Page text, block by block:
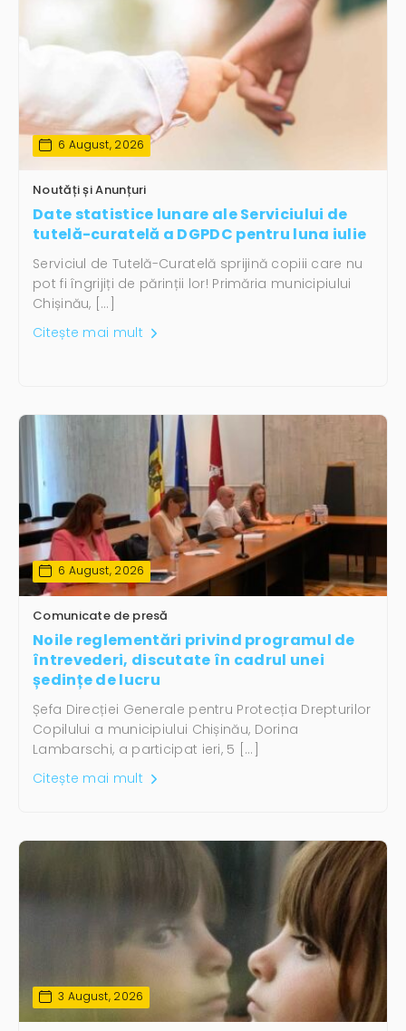
6 August, 2026
Noutăți și Anunțuri
Date statistice lunare ale Serviciului de
tutelă-curatelă a DGPDC pentru luna iulie
Serviciul de Tutelă-Curatelă sprijină copiii care nu
pot fi îngrijiți de părinții lor! Primăria municipiului
Chișinău, […]
Citește mai mult
6 August, 2026
Comunicate de presă
Noile reglementări privind programul de
întrevederi, discutate în cadrul unei
ședințe de lucru
Șefa Direcției Generale pentru Protecția Drepturilor
Copilului a municipiului Chișinău, Dorina
Lambarschi, a participat ieri, 5 […]
Citește mai mult
3 August, 2026